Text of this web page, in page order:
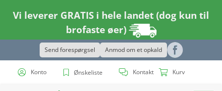
Vi leverer GRATIS i hele landet (dog kun til
brofaste øer)
Send forespørgsel Anmod om et opkald
Konto Ønskeliste Kontakt Kurv